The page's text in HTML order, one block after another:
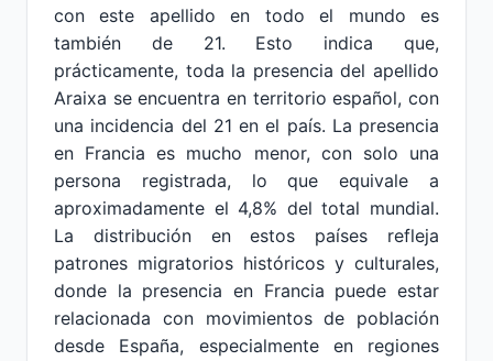
con este apellido en todo el mundo es
también de 21. Esto indica que,
prácticamente, toda la presencia del apellido
Araixa se encuentra en territorio español, con
una incidencia del 21 en el país. La presencia
en Francia es mucho menor, con solo una
persona registrada, lo que equivale a
aproximadamente el 4,8% del total mundial.
La distribución en estos países refleja
patrones migratorios históricos y culturales,
donde la presencia en Francia puede estar
relacionada con movimientos de población
desde España, especialmente en regiones